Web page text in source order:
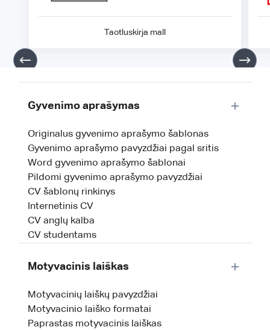
Taotluskirja mall
Gyvenimo aprašymas
Originalus gyvenimo aprašymo šablonas
Gyvenimo aprašymo pavyzdžiai pagal sritis
Word gyvenimo aprašymo šablonai
Pildomi gyvenimo aprašymo pavyzdžiai
CV šablonų rinkinys
Internetinis CV
CV anglų kalba
CV studentams
Motyvacinis laiškas
Motyvacinių laiškų pavyzdžiai
Motyvacinio laiško formatai
Paprastas motyvacinis laiškas